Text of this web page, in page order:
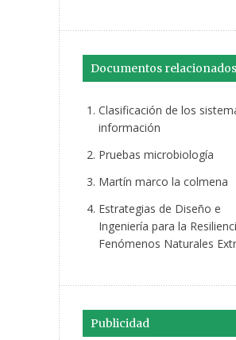
Documentos relacionados
Clasificación de los
información
Pruebas microbiología
Martín marco la colmena
Estrategias de Diseño e
Ingeniería para la
Fenómenos Naturales
Publicidad